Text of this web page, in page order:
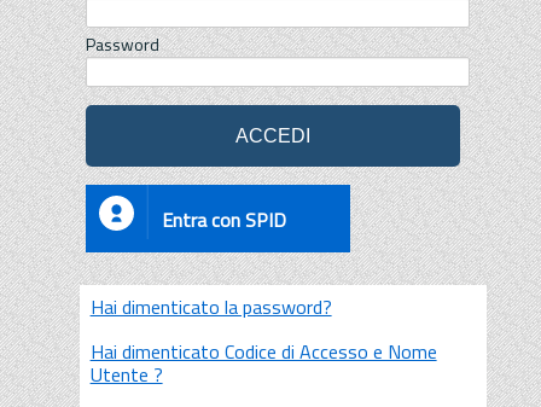
Password
Entra con SPID
Hai dimenticato la password?
Hai dimenticato Codice di Accesso e Nome
Utente ?